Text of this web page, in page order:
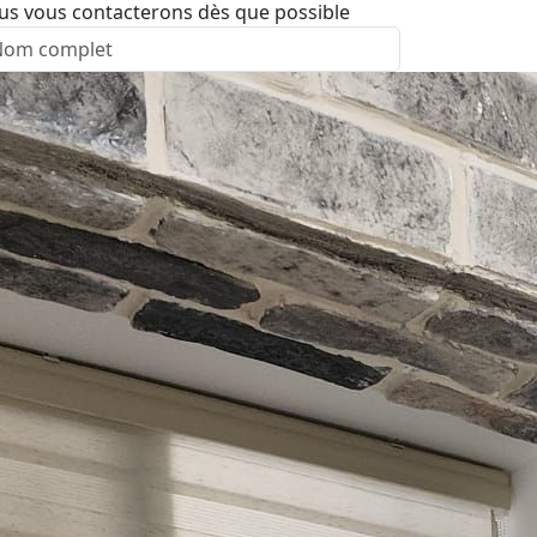
vous contacterons dès que possible